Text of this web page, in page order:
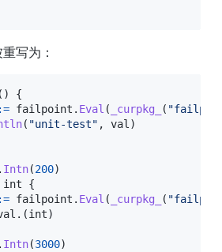
写为：
( )
{
:= failpoint . Eval ( _curpkg_ (
( "unit-test" , val)
. Intn(200)
int
{
:= failpoint . Eval ( _curpkg_ (
. (int)
. Intn(3000)